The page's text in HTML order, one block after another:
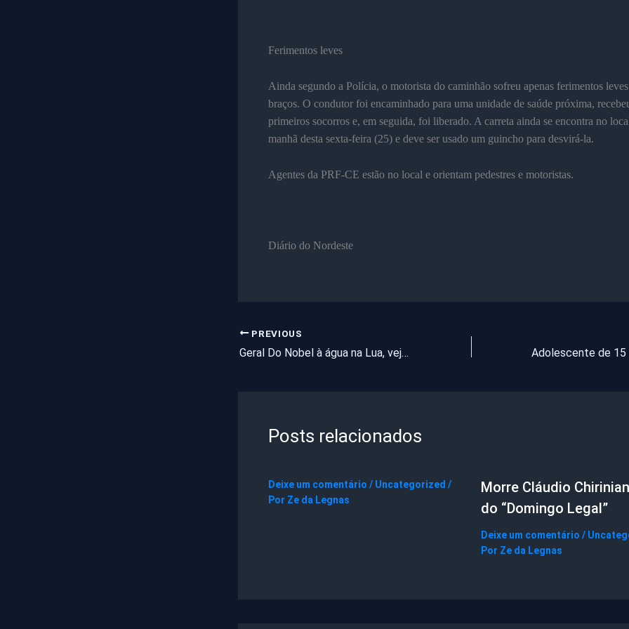
Ferimentos leves
Ainda segundo a Polícia, o motorista do caminhão sofreu apenas ferimentos
braços. O condutor foi encaminhado para uma unidade de saúde próxima,
primeiros socorros e, em seguida, foi liberado. A carreta ainda se encontra no
manhã desta sexta-feira (25) e deve ser usado um guincho para desvirá-la.
Agentes da PRF-CE estão no local e orientam pedestres e motoristas.
Diário do Nordeste
PREVIOUS
Geral Do Nobel à água na Lua, veja os principais fatos astronômicos de 2020
Posts relacionados
Deixe um comentário / Uncategorized /
Por Ze da Legnas
Morre Cláudio
do “Domingo Legal”
Deixe um comentário /
Por Ze da Legnas